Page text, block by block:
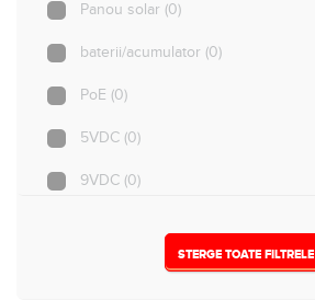
Panou solar (0)
baterii/acumulator (0)
PoE (0)
5VDC (0)
9VDC (0)
STERGE TOATE FILTRELE